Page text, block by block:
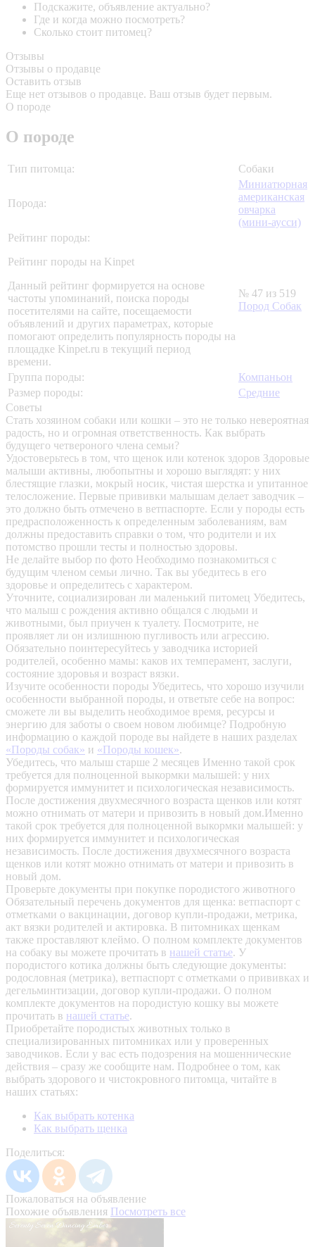
Подскажите, объявление актуально?
Где и когда можно посмотреть?
Сколько стоит питомец?
Отзывы
Отзывы о продавце
Оставить отзыв
Еще нет отзывов о продавце. Ваш отзыв будет первым.
О породе
О породе
Тип питомца: Собаки
Порода:
Миниатюрная
американская
овчарка
(мини-аусси)
Рейтинг породы:
Рейтинг породы на Kinpet
Данный рейтинг формируется на основе
частоты упоминаний, поиска породы
посетителями на сайте, посещаемости
объявлений и других параметрах, которые
помогают определить популярность породы на
площадке Kinpet.ru в текущий период
времени.
№ 47 из 519
Пород Собак
Группа породы:
Компаньон
Размер породы:
Средние
Советы
Стать хозяином собаки или кошки – это не только невероятная
радость, но и огромная ответственность. Как выбрать
будущего четвероного члена семьи?
Удостоверьтесь в том, что щенок или котенок здоров Здоровые
малыши активны, любопытны и хорошо выглядят: у них
блестящие глазки, мокрый носик, чистая шерстка и упитанное
телосложение. Первые прививки малышам делает заводчик –
это должно быть отмечено в ветпаспорте. Если у породы есть
предрасположенность к определенным заболеваниям, вам
должны предоставить справки о том, что родители и их
потомство прошли тесты и полностью здоровы.
Не делайте выбор по фото Необходимо познакомиться с
будущим членом семьи лично. Так вы убедитесь в его
здоровье и определитесь с характером.
Уточните, социализирован ли маленький питомец Убедитесь,
что малыш с рождения активно общался с людьми и
животными, был приучен к туалету. Посмотрите, не
проявляет ли он излишнюю пугливость или агрессию.
Обязательно поинтересуйтесь у заводчика историей
родителей, особенно мамы: каков их темперамент, заслуги,
состояние здоровья и возраст вязки.
Изучите особенности породы Убедитесь, что хорошо изучили
особенности выбранной породы, и ответьте себе на вопрос:
сможете ли вы выделить необходимое время, ресурсы и
энергию для заботы о своем новом любимце? Подробную
информацию о каждой породе вы найдете в наших разделах
«Породы собак» и «Породы кошек».
Убедитесь, что малыш старше 2 месяцев Именно такой срок
требуется для полноценной выкормки малышей: у них
формируется иммунитет и психологическая независимость.
После достижения двухмесячного возраста щенков или котят
можно отнимать от матери и привозить в новый дом.Именно
такой срок требуется для полноценной выкормки малышей: у
них формируется иммунитет и психологическая
независимость. После достижения двухмесячного возраста
щенков или котят можно отнимать от матери и привозить в
новый дом.
Проверьте документы при покупке породистого животного
Обязательный перечень документов для щенка: ветпаспорт с
отметками о вакцинации, договор купли-продажи, метрика,
акт вязки родителей и актировка. В питомниках щенкам
также проставляют клеймо. О полном комплекте документов
на собаку вы можете прочитать в нашей статье. У
породистого котика должны быть следующие документы:
родословная (метрика), ветпаспорт с отметками о прививках и
дегельминтизации, договор купли-продажи. О полном
комплекте документов на породистую кошку вы можете
прочитать в нашей статье.
Приобретайте породистых животных только в
специализированных питомниках или у проверенных
заводчиков. Если у вас есть подозрения на мошеннические
действия – сразу же сообщите нам. Подробнее о том, как
выбрать здорового и чистокровного питомца, читайте в
наших статьях:
Как выбрать котенка
Как выбрать щенка
Поделиться:
Пожаловаться на объявление
Похожие объявления Посмотреть все